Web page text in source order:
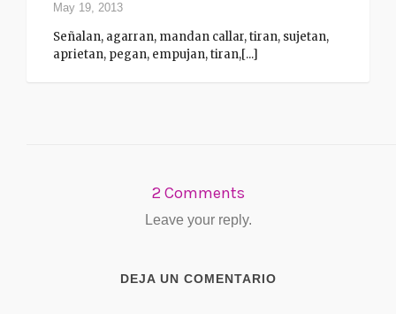
May 19, 2013
Señalan, agarran, mandan callar, tiran, sujetan,
aprietan, pegan, empujan, tiran,[...]
2 Comments
Leave your reply.
DEJA UN COMENTARIO